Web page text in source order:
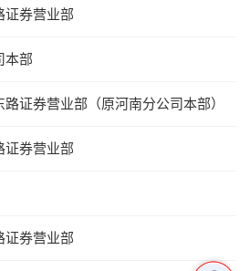
证券营业部
本部
证券营业部（原河南分公司本部）
证券营业部
证券营业部